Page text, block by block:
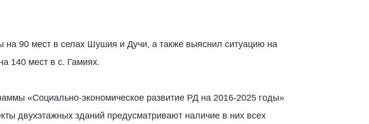
на 90 мест в селах Шушия и Дучи, а также выяснил ситуацию на
140 мест в с. Гамиях.
«Социально-экономическое развитие РД на 2016-2025 годы»
двухэтажных зданий предусматривают наличие в них всех